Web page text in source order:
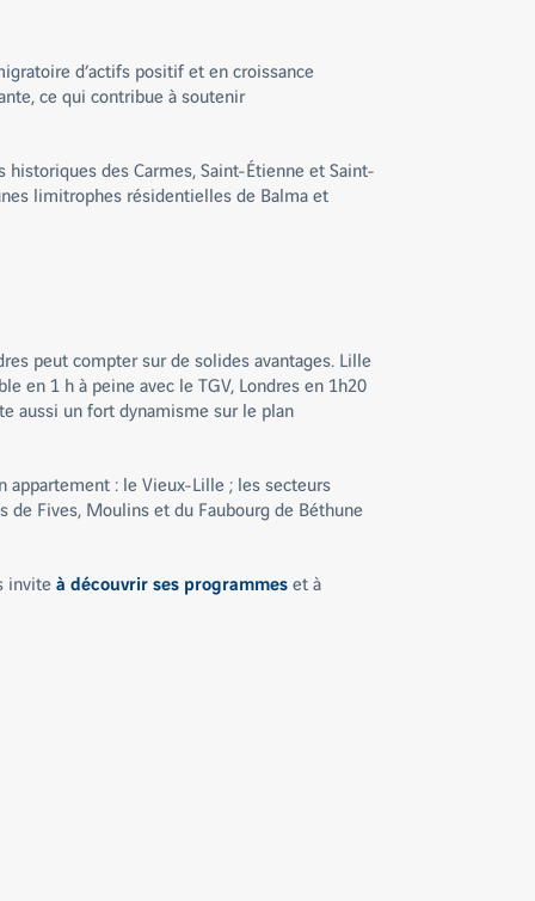
d’actifs positif et en croissance
ce qui contribue à soutenir
des Carmes, Saint-Étienne et Saint-
limitrophes résidentielles de Balma et
peut compter sur de solides avantages. Lille
en 1 h à peine avec le TGV, Londres en 1h20
aussi un fort dynamisme sur le plan
appartement : le Vieux-Lille ; les secteurs
de Fives, Moulins et du Faubourg de Béthune
inviteà découvrir ses programmeset à